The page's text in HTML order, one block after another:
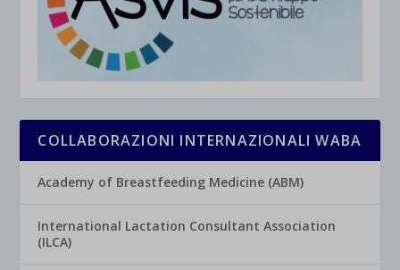
COLLABORAZIONI INTERNAZIONALI WABA
Academy of Breastfeeding Medicine (ABM)
International Lactation Consultant Association
(ILCA)